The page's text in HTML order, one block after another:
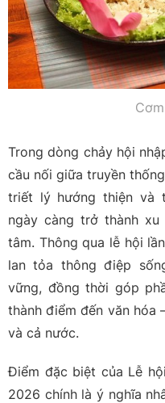
Trong dòng chảy hội
cầu nối giữa truyền
triết lý hướng thiện và
ngày càng trở thành
tâm. Thông qua lễ hội
lan tỏa thông điệp
vững, đồng thời góp
thành điểm đến văn hóa
và cả nước.
Điểm đặc biệt của Lễ
2026 chính là ý nghĩa